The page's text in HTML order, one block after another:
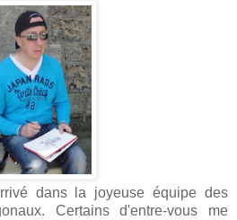
dans la joyeuse équipe des
Certains d'entre-vous me